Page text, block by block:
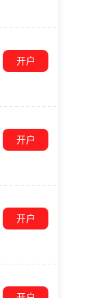
开户
开户
开户